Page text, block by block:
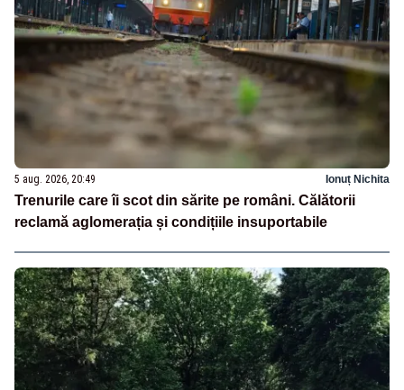
5 aug. 2026, 20:49 Ionuț Nichita
Trenurile care îi scot din sărite pe români. Călătorii
reclamă aglomerația și condițiile insuportabile